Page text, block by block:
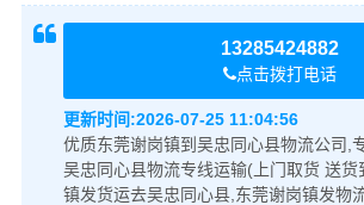
13285424882
点击拨打电话
更新时间:2026-07-25 11:04:56
优质东莞谢岗镇到吴忠同心县物流公司,
吴忠同心县物流专线运输(上门取货 送货
镇发货运去吴忠同心县,东莞谢岗镇发物